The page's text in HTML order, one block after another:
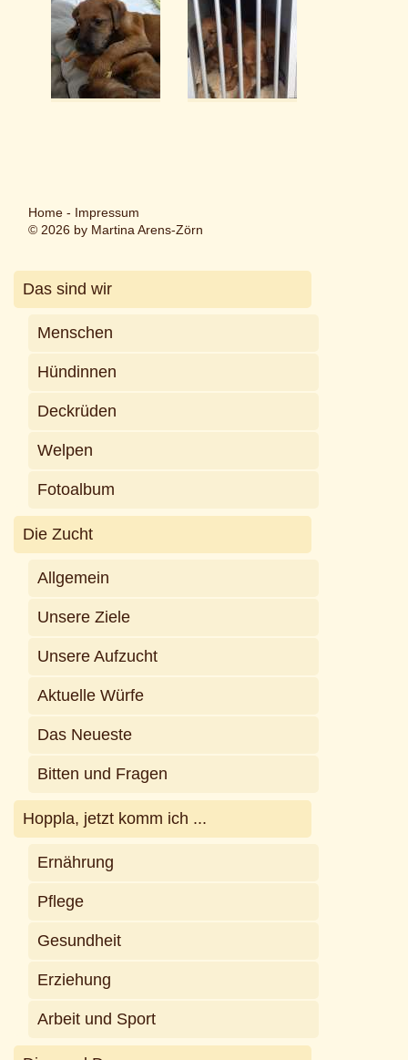
Home- Impressum
© 2026 by Martina Arens-Zörn
Das sind wir
Menschen
Hündinnen
Deckrüden
Welpen
Fotoalbum
Die Zucht
Allgemein
Unsere Ziele
Unsere Aufzucht
Aktuelle Würfe
Das Neueste
Bitten und Fragen
Hoppla, jetzt komm ich ...
Ernährung
Pflege
Gesundheit
Erziehung
Arbeit und Sport